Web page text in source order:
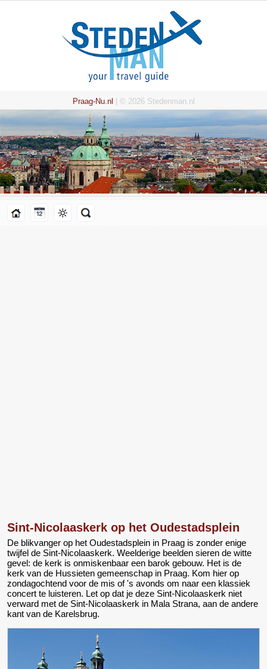
Praag-Nu.nl | © 2026 Stedenman.nl
Sint-Nicolaaskerk op het Oudestadsplein
De blikvanger op het Oudestadsplein in Praag is zonder enige
twijfel de Sint-Nicolaaskerk. Weelderige beelden sieren de witte
gevel: de kerk is onmiskenbaar een barok gebouw. Het is de
kerk van de Hussieten gemeenschap in Praag. Kom hier op
zondagochtend voor de mis of 's avonds om naar een klassiek
concert te luisteren. Let op dat je deze Sint-Nicolaaskerk niet
verward met de Sint-Nicolaaskerk in Mala Strana, aan de andere
kant van de Karelsbrug.